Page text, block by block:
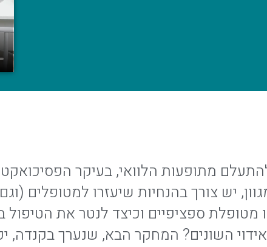
מתופעות הלוואי, בעיקר
יש צורך בהנחיות שיעזרו למטופלים
ספציפיים וכיצד לנטר את
השונים? המחקר הבא, שנערך